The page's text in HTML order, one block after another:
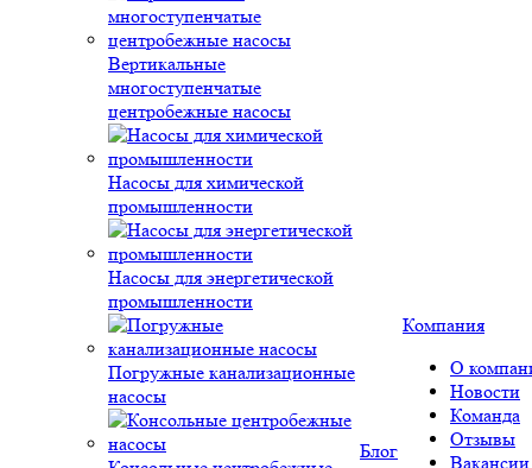
Вертикальные
многоступенчатые
центробежные насосы
Насосы для химической
промышленности
Насосы для энергетической
промышленности
Погружные канализационные
насосы
Блог
Компания
О
Новости
Команда
Отзывы
Вакансии